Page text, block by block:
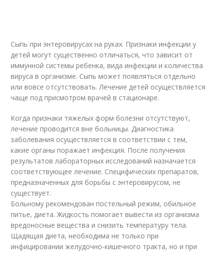
Сыпь при энтеровирусах на руках. Признаки инфекции у
детей могут существенно отличаться, что зависит от
иммунной системы ребенка, вида инфекции и количества
вируса в организме. Сыпь может появляться отдельно
или вовсе отсутствовать. Лечение детей осуществляется
чаще под присмотром врачей в стационаре.
Когда признаки тяжелых форм болезни отсутствуют,
лечение проводится вне больницы. Диагностика
заболевания осуществляется в соответствии с тем,
какие органы поражает инфекция. После получения
результатов лабораторных исследований назначается
соответствующее лечение. Специфических препаратов,
предназначенных для борьбы с энтеровирусом, не
существует.
Больному рекомендован постельный режим, обильное
питье, диета. Жидкость помогает вывести из организма
вредоносные вещества и снизить температуру тела.
Щадящая диета, необходима не только при
инфицировании желудочно-кишечного тракта, но и при